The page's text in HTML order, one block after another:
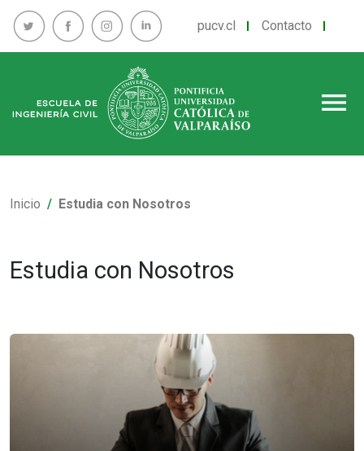
pucv.cl Contacto
menu
Inicio Estudia con Nosotros
Estudia con Nosotros